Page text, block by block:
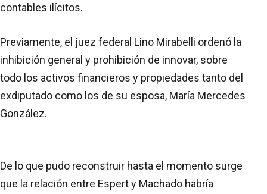
contables ilícitos.
Previamente, el juez federal Lino Mirabelli ordenó la
inhibición general y prohibición de innovar, sobre
todo los activos financieros y propiedades tanto del
exdiputado como los de su esposa, María Mercedes
González.
De lo que pudo reconstruir hasta el momento surge
que la relación entre Espert y Machado habría